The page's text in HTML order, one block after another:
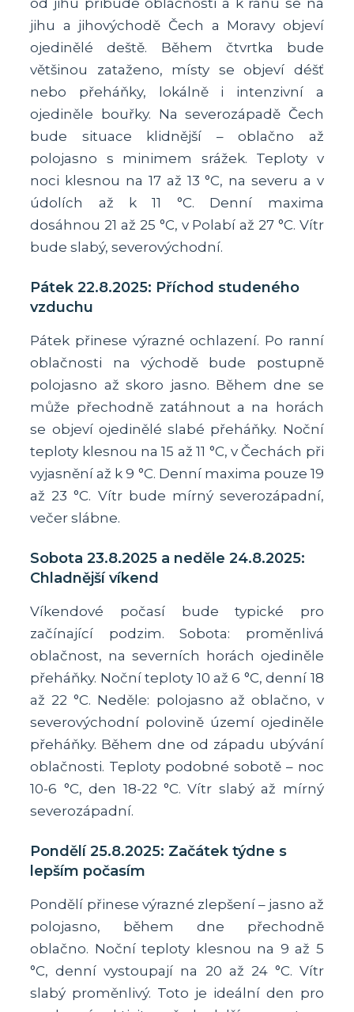
od jihu přibude oblačnosti a k ránu se na
jihu a jihovýchodě Čech a Moravy objeví
ojedinělé deště. Během čtvrtka bude
většinou zataženo, místy se objeví déšť
nebo přeháňky, lokálně i intenzivní a
ojediněle bouřky. Na severozápadě Čech
bude situace klidnější – oblačno až
polojasno s minimem srážek. Teploty v
noci klesnou na 17 až 13 °C, na severu a v
údolích až k 11 °C. Denní maxima
dosáhnou 21 až 25 °C, v Polabí až 27 °C. Vítr
bude slabý, severovýchodní.
Pátek 22.8.2025: Příchod studeného
vzduchu
Pátek přinese výrazné ochlazení. Po ranní
oblačnosti na východě bude postupně
polojasno až skoro jasno. Během dne se
může přechodně zatáhnout a na horách
se objeví ojedinělé slabé přeháňky. Noční
teploty klesnou na 15 až 11 °C, v Čechách při
vyjasnění až k 9 °C. Denní maxima pouze 19
až 23 °C. Vítr bude mírný severozápadní,
večer slábne.
Sobota 23.8.2025 a neděle 24.8.2025:
Chladnější víkend
Víkendové počasí bude typické pro
začínající podzim. Sobota: proměnlivá
oblačnost, na severních horách ojediněle
přeháňky. Noční teploty 10 až 6 °C, denní 18
až 22 °C. Neděle: polojasno až oblačno, v
severovýchodní polovině území ojediněle
přeháňky. Během dne od západu ubývání
oblačnosti. Teploty podobné sobotě – noc
10-6 °C, den 18-22 °C. Vítr slabý až mírný
severozápadní.
Pondělí 25.8.2025: Začátek týdne s
lepším počasím
Pondělí přinese výrazné zlepšení – jasno až
polojasno, během dne přechodně
oblačno. Noční teploty klesnou na 9 až 5
°C, denní vystoupají na 20 až 24 °C. Vítr
slabý proměnlivý. Toto je ideální den pro